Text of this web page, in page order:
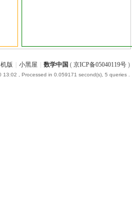
版 小黑屋 数学中国 ( 京ICP备05040119号)
13:02 , Processed in 0.059171 second(s), 5 queries .